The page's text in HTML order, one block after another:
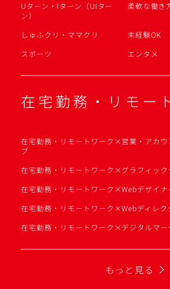
Uターン・Iターン（UIター
ン）
柔軟な働き
しゅふクリ・ママクリ
未経験OK
スポーツ
エンタメ
在宅勤務・リモー
在宅勤務・リモートワーク×営業・アカウ
ブ
在宅勤務・リモートワーク×グラフィック
在宅勤務・リモートワーク×Webデザイナ
在宅勤務・リモートワーク×Webディレク
在宅勤務・リモートワーク×デジタルマー
もっと見る